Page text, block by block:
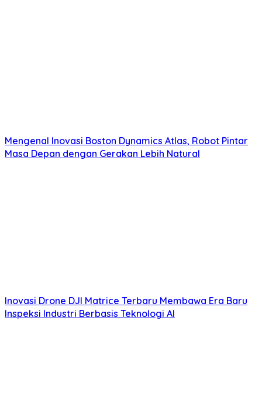
Mengenal Inovasi Boston Dynamics Atlas, Robot Pintar
Masa Depan dengan Gerakan Lebih Natural
Inovasi Drone DJI Matrice Terbaru Membawa Era Baru
Inspeksi Industri Berbasis Teknologi AI